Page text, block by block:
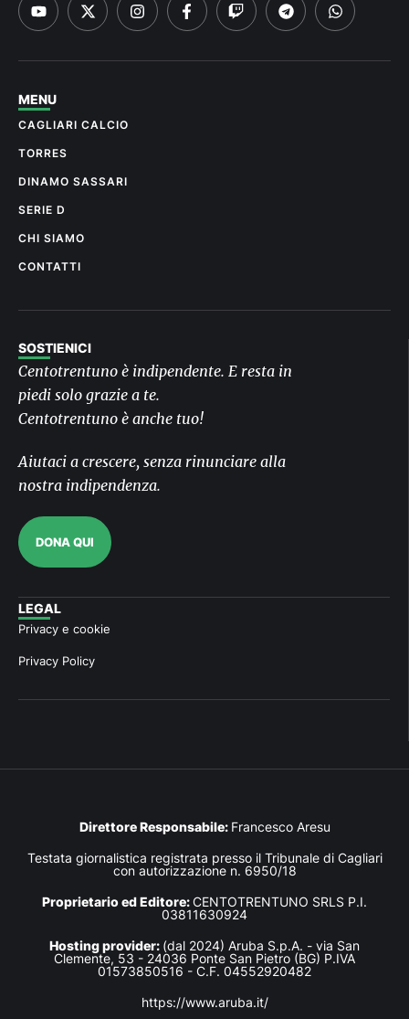
MENU
CAGLIARI CALCIO
TORRES
DINAMO SASSARI
SERIE D
CHI SIAMO
CONTATTI
SOSTIENICI
Centotrentuno è indipendente. E resta in
piedi solo grazie a te.
Centotrentuno è anche tuo!
Aiutaci a crescere, senza rinunciare alla
nostra indipendenza.
DONA QUI
LEGAL
Privacy e cookie
Privacy Policy
Direttore Responsabile: Francesco Aresu
Testata giornalistica registrata presso il Tribunale di Cagliari
con autorizzazione n. 6950/18
Proprietario ed Editore:CENTOTRENTUNO SRLS P.I.
03811630924
Hosting provider: (dal 2024) Aruba S.p.A. - via San
Clemente, 53 - 24036 Ponte San Pietro (BG) P.IVA
01573850516 - C.F. 04552920482
https://www.aruba.it/